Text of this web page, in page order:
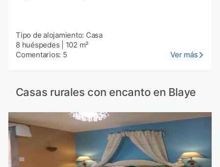
Tipo de alojamiento: Casa
8 huéspedes
102 m²
Comentarios: 5
Ver más
Casas rurales con encanto en Blaye